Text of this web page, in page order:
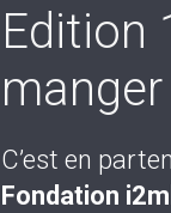
Edition
C’est en
Fondation i2ml